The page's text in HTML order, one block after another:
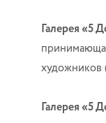
Галерея «5
Галерея «5